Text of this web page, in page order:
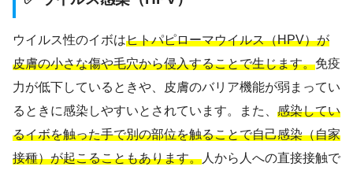
ウイルス性のイボはヒトパピローマウイルス（HPV）が
皮膚の小さな傷や毛穴から侵入することで生じます。免疫
力が低下しているときや、皮膚のバリア機能が弱まってい
るときに感染しやすいとされています。また、 感染してい
るイボを触った手で別の部位を触ることで自己感染（自家
接種）が起こることもあります。人から人への直接接触で